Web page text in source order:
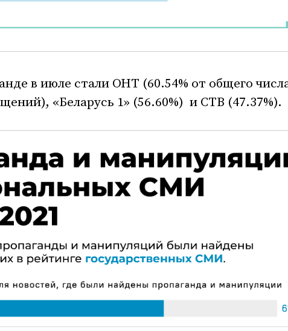
в июле стали ОНТ (60.54% от общего
«Беларусь 1» (56.60%) и СТВ (47.37%).